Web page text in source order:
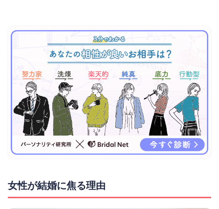
女性が結婚に焦る理由